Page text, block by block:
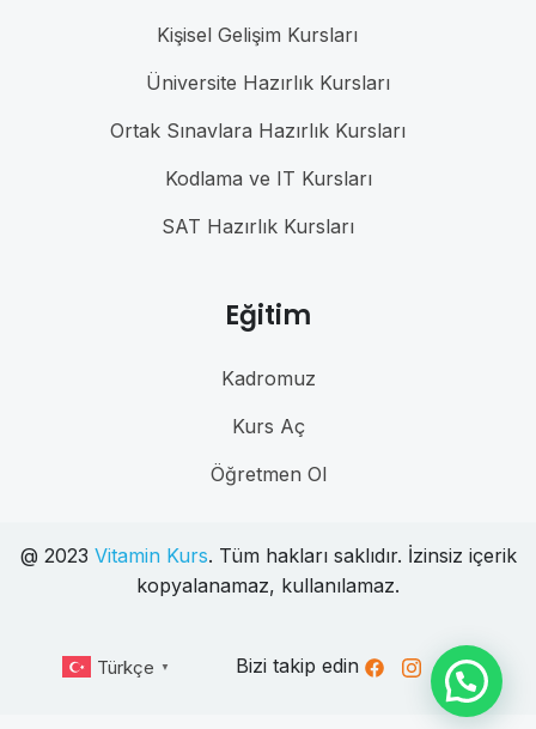
Kişisel Gelişim Kursları
Üniversite Hazırlık Kursları
Ortak Sınavlara Hazırlık Kursları
Kodlama ve IT Kursları
SAT Hazırlık Kursları
Eğitim
Kadromuz
Kurs Aç
Öğretmen Ol
@ 2023 Vitamin Kurs. Tüm hakları saklıdır. İzinsiz içerik
kopyalanamaz, kullanılamaz.
Türkçe ▼ Bizi takip edin